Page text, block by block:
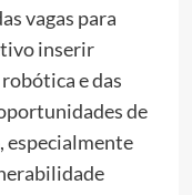
vagas para
inserir
e das
de
especialmente